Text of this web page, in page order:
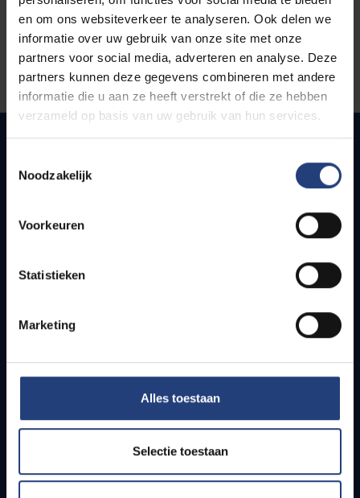
en om ons websiteverkeer te analyseren. Ook delen we
informatie over uw gebruik van onze site met onze
partners voor social media, adverteren en analyse. Deze
partners kunnen deze gegevens combineren met andere
informatie die u aan ze heeft verstrekt of die ze hebben
verzameld op basis van uw gebruik van hun services.
Noodzakelijk
Voorkeuren
Statistieken
Marketing
Alles toestaan
Selectie toestaan
Snel naar
Bereikbaarheid
Studenten
PhD-studenten
Leerkrachten en secundaire scholen